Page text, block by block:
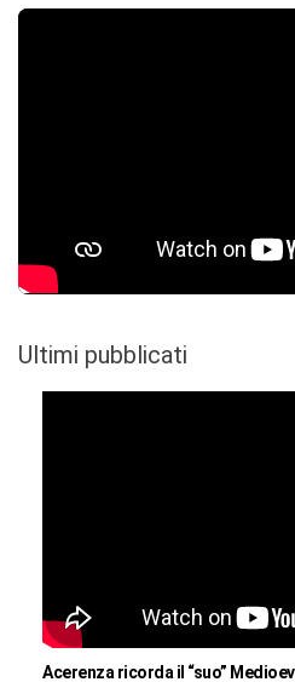
Ultimi pubblicati
Acerenza ricorda il “suo”